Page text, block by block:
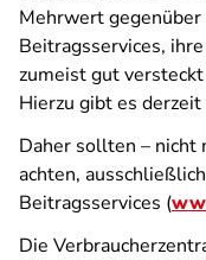
Mehrwert
Beitragsservices,
zumeist gut
Hierzu gibt es
Daher sollten – nicht
achten,
Beitragsservices (
Die